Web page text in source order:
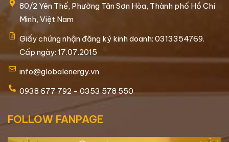
80/2 Yên Thế, Phường Tân Sơn Hòa, Thành phố Hồ Chí
Minh, Việt Nam
Giấy chứng nhận đăng ký kinh doanh: 0313354769.
Cấp ngày: 17.07.2015
info@globalenergy.vn
0938 677 792 - 0353 578 550
FOLLOW FANPAGE